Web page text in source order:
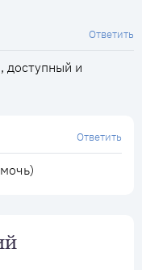
Ответить
доступный и
Ответить